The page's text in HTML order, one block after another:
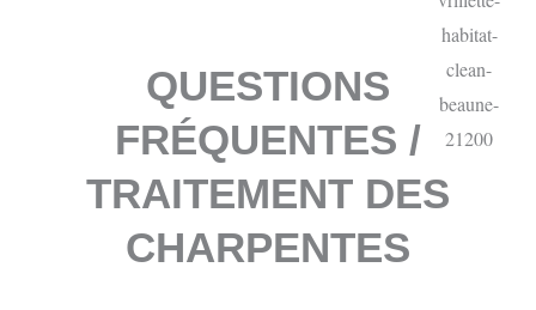
QUESTIONS
FRÉQUENTES /
TRAITEMENT DES
CHARPENTES